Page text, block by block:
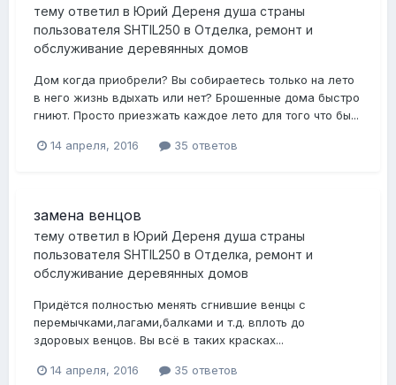
тему ответил в Юрий Дереня душа страны
пользователя SHTIL250 в Отделка, ремонт и
обслуживание деревянных домов
Дом когда приобрели? Вы собираетесь только на лето
в него жизнь вдыхать или нет? Брошенные дома быстро
гниют. Просто приезжать каждое лето для того что бы...
14 апреля, 2016 35 ответов
замена венцов
тему ответил в Юрий Дереня душа страны
пользователя SHTIL250 в Отделка, ремонт и
обслуживание деревянных домов
Придётся полностью менять сгнившие венцы с
перемычками,лагами,балками и т.д. вплоть до
здоровых венцов. Вы всё в таких красках...
14 апреля, 2016 35 ответов